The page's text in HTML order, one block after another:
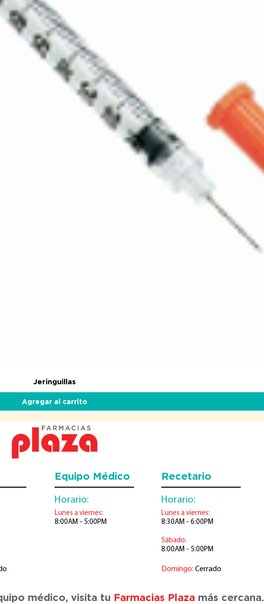
Vista rápida
Jeringuillas
Agregar al carrito
Equipo Médico
Horario:
Lunes a viernes:
8:00AM - 5:00PM
Recetario
Horario:
Lunes a viernes:
8:30AM - 6:00PM
Sábado:
8:00AM - 5:00PM
Domingo: Cerrado
médico, visita tu Farmacias Plaza más cercana.